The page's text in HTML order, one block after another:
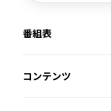
番組表
コンテンツ